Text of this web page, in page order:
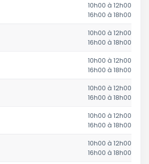
10h00 à 12h00
16h00 à 18h00
10h00 à 12h00
16h00 à 18h00
10h00 à 12h00
16h00 à 18h00
10h00 à 12h00
16h00 à 18h00
10h00 à 12h00
16h00 à 18h00
10h00 à 12h00
16h00 à 18h00